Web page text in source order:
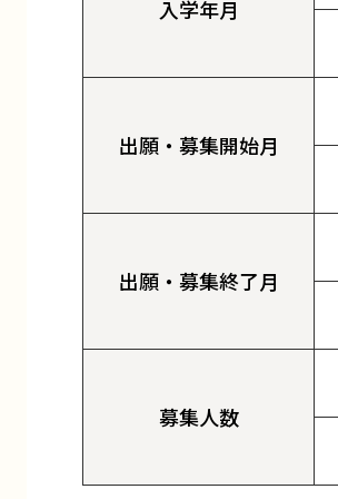
入学年月
出願・募集開始月
出願・募集終了月
募集人数